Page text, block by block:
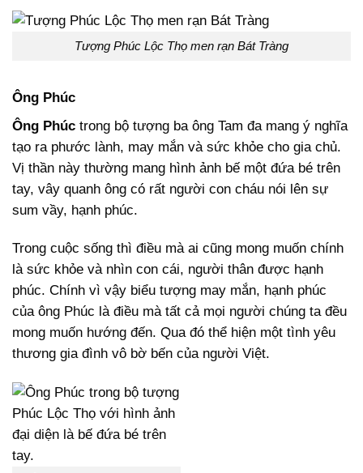
Tượng Phúc Lộc Thọ men rạn Bát Tràng
Ông Phúc
Ông Phúc trong bộ tượng ba ông Tam đa mang ý nghĩa
tạo ra phước lành, may mắn và sức khỏe cho gia chủ.
Vị thần này thường mang hình ảnh bế một đứa bé trên
tay, vây quanh ông có rất người con cháu nói lên sự
sum vầy, hạnh phúc.
Trong cuộc sống thì điều mà ai cũng mong muốn chính
là sức khỏe và nhìn con cái, người thân được hạnh
phúc. Chính vì vậy biểu tượng may mắn, hạnh phúc
của ông Phúc là điều mà tất cả mọi người chúng ta đều
mong muốn hướng đến. Qua đó thể hiện một tình yêu
thương gia đình vô bờ bến của người Việt.